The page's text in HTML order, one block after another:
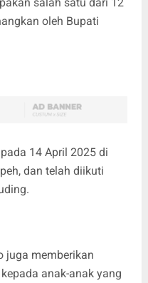
oleh Bupati
14 April 2025 di
dan telah diikuti
juga memberikan
anak-anak yang